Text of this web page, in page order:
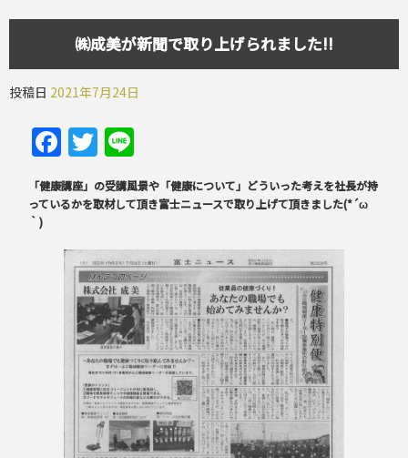
㈱成美が新聞で取り上げられました!!
投稿日 2021年7月24日
Facebook
Twitter
「健康講座」の受講風景や「健康について」どういった考えを社長が持
っているかを取材して頂き富士ニュースで取り上げて頂きました(*´ω
｀)